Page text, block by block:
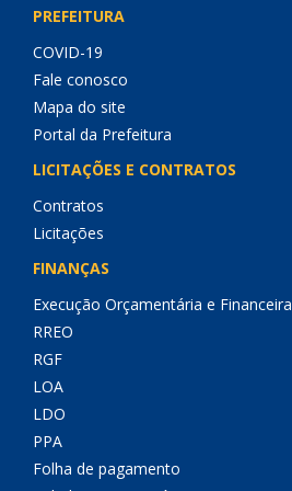
PREFEITURA
COVID-19
Fale conosco
Mapa do site
Portal da Prefeitura
LICITAÇÕES E CONTRATOS
Contratos
Licitações
FINANÇAS
Execução Orçamentária e Financeira
RREO
RGF
LOA
LDO
PPA
Folha de pagamento